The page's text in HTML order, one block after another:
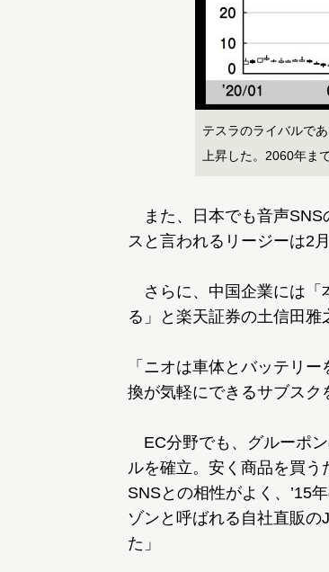
テスラのライバルで
上昇した。2060年ま
また、日本でも音声SNS
スと言われるリージーは2
さらに、中国企業には「
る」と楽天証券の土信田雅
「ニオは車体とバッテリ
換が気軽にできるサブスク
EC分野でも、グルーポ
ルを確立。安く商品を買う
SNSとの相性がよく、’15
ゾンと呼ばれる自社直販
た」